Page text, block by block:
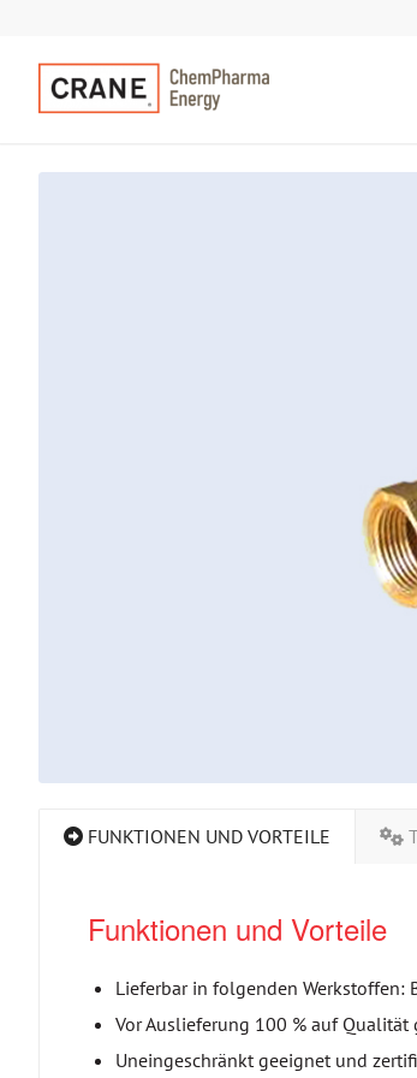
FUNKTIONEN UND VORTEILE
Funktionen und Vorteile
Lieferbar in folgenden Werkstoffen:
Vor Auslieferung 100 % auf Qualität
Uneingeschränkt geeignet und